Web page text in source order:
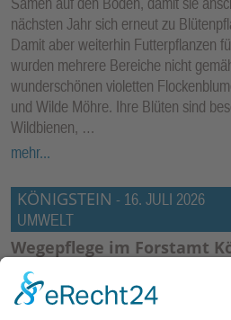
nächsten Jahr sich erneut zu
Damit aber weiterhin Futterpflanzen
wurden mehrere Bereiche nicht
wunderschönen violetten
und Wilde Möhre. Ihre Blüten sind
Wildbienen, …
mehr...
KÖNIGSTEIN - 16. JULI 2026
UMWELT
Wegepflege im Forstamt